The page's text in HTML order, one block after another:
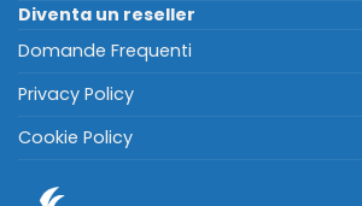
Diventa un reseller
Domande Frequenti
Privacy Policy
Cookie Policy